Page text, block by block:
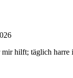
hilft; täglich harre